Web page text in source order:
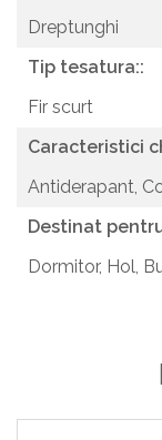
Dreptunghi
Tip tesatura::
Fir scurt
Caracteristici
Antiderapant,
Destinat
Dormitor, Hol,